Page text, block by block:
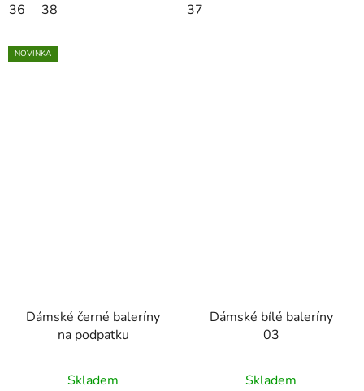
36 38 37
NOVINKA
Dámské černé baleríny
na podpatku
Skladem
Dámské bílé baleríny
03
Skladem